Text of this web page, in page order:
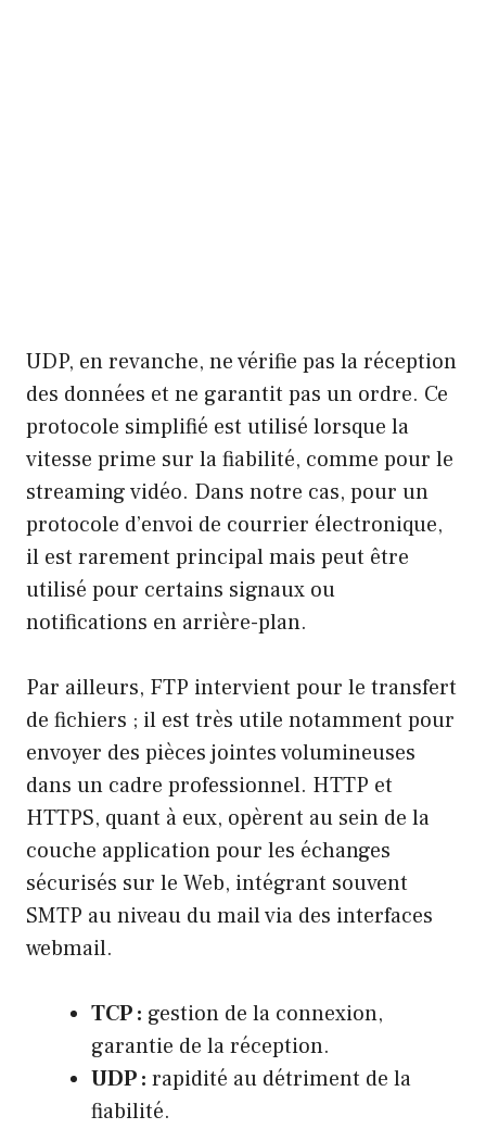
UDP, en revanche, ne vérifie pas la réception
des données et ne garantit pas un ordre. Ce
protocole simplifié est utilisé lorsque la
vitesse prime sur la fiabilité, comme pour le
streaming vidéo. Dans notre cas, pour un
protocole d’envoi de courrier électronique,
il est rarement principal mais peut être
utilisé pour certains signaux ou
notifications en arrière-plan.
Par ailleurs, FTP intervient pour le transfert
de fichiers ; il est très utile notamment pour
envoyer des pièces jointes volumineuses
dans un cadre professionnel. HTTP et
HTTPS, quant à eux, opèrent au sein de la
couche application pour les échanges
sécurisés sur le Web, intégrant souvent
SMTP au niveau du mail via des interfaces
webmail.
TCP : gestion de la connexion,
garantie de la réception.
UDP : rapidité au détriment de la
fiabilité.